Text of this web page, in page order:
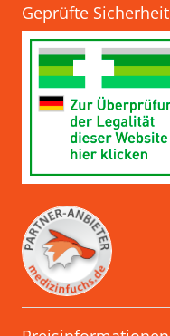
Geprüfte Sicherheit